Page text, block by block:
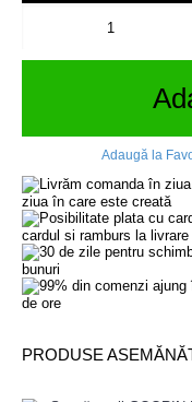
Adaugă la
ziua în care este creată
cardul si ramburs la livrare
bunuri
de ore
PRODUSE